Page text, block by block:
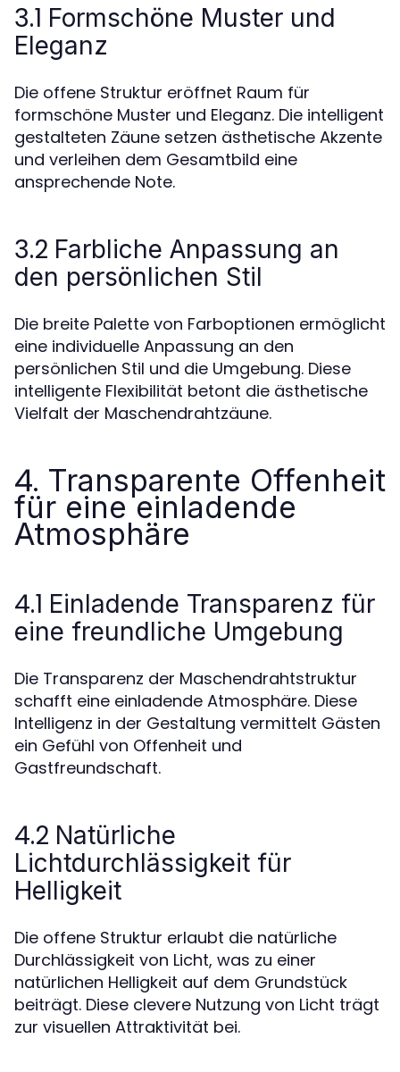
3.1 Formschöne Muster und
Eleganz
Die offene Struktur eröffnet Raum für
formschöne Muster und Eleganz. Die intelligent
gestalteten Zäune setzen ästhetische Akzente
und verleihen dem Gesamtbild eine
ansprechende Note.
3.2 Farbliche Anpassung an
den persönlichen Stil
Die breite Palette von Farboptionen ermöglicht
eine individuelle Anpassung an den
persönlichen Stil und die Umgebung. Diese
intelligente Flexibilität betont die ästhetische
Vielfalt der Maschendrahtzäune.
4. Transparente Offenheit
für eine einladende
Atmosphäre
4.1 Einladende Transparenz für
eine freundliche Umgebung
Die Transparenz der Maschendrahtstruktur
schafft eine einladende Atmosphäre. Diese
Intelligenz in der Gestaltung vermittelt Gästen
ein Gefühl von Offenheit und
Gastfreundschaft.
4.2 Natürliche
Lichtdurchlässigkeit für
Helligkeit
Die offene Struktur erlaubt die natürliche
Durchlässigkeit von Licht, was zu einer
natürlichen Helligkeit auf dem Grundstück
beiträgt. Diese clevere Nutzung von Licht trägt
zur visuellen Attraktivität bei.